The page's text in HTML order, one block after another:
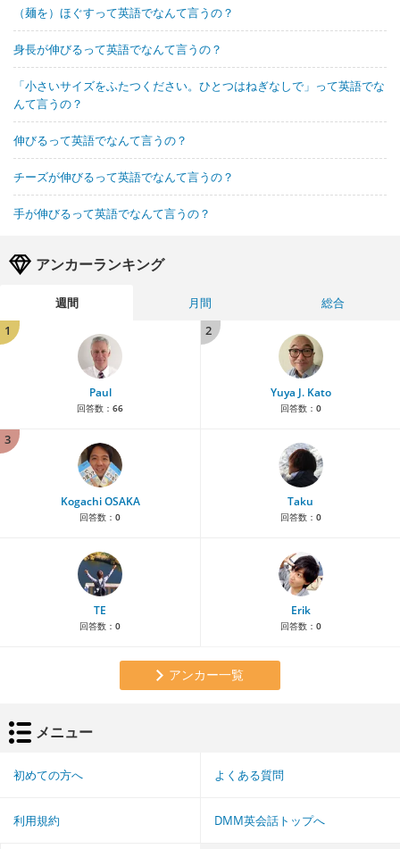
（麺を）ほぐすって英語でなんて言うの？
身長が伸びるって英語でなんて言うの？
「小さいサイズをふたつください。ひとつはねぎなしで」って英語でな
んて言うの？
伸びるって英語でなんて言うの？
チーズが伸びるって英語でなんて言うの？
手が伸びるって英語でなんて言うの？
アンカーランキング
週間 月間
総合
1
Paul
回答数： 66
2
Yuya J. Kato
回答数： 0
3
Kogachi OSAKA
回答数： 0
Taku
回答数： 0
TE
回答数： 0
Erik
回答数： 0
アンカー一覧
メニュー
初めての方へ よくある質問
利用規約 DMM英会話トップへ